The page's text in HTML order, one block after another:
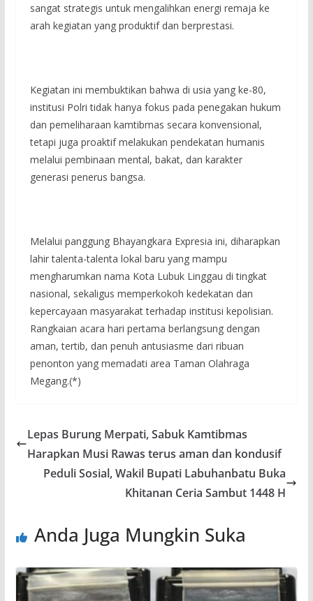
sangat strategis untuk mengalihkan energi remaja ke
arah kegiatan yang produktif dan berprestasi.
Kegiatan ini membuktikan bahwa di usia yang ke-80,
institusi Polri tidak hanya fokus pada penegakan hukum
dan pemeliharaan kamtibmas secara konvensional,
tetapi juga proaktif melakukan pendekatan humanis
melalui pembinaan mental, bakat, dan karakter
generasi penerus bangsa.
Melalui panggung Bhayangkara Expresia ini, diharapkan
lahir talenta-talenta lokal baru yang mampu
mengharumkan nama Kota Lubuk Linggau di tingkat
nasional, sekaligus memperkokoh kedekatan dan
kepercayaan masyarakat terhadap institusi kepolisian.
Rangkaian acara hari pertama berlangsung dengan
aman, tertib, dan penuh antusiasme dari ribuan
penonton yang memadati area Taman Olahraga
Megang.(*)
Lepas Burung Merpati, Sabuk Kamtibmas
Harapkan Musi Rawas terus aman dan kondusif
Peduli Sosial, Wakil Bupati Labuhanbatu Buka
Khitanan Ceria Sambut 1448 H
Anda Juga Mungkin Suka